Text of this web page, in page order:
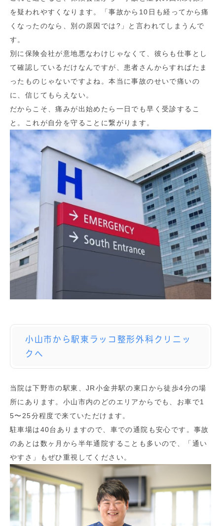
を疑われやすくなります。「事故から10日も経ってから痛
くなったのなら、別の原因では?」と言われてしまうんで
す。
別に保険会社が意地悪なわけじゃなくて、彼らも仕事とし
て確認しているだけなんですが、患者さんからすればたま
ったものじゃないですよね。本当に事故のせいで痛いの
に、信じてもらえない。
だからこそ、痛みが出始めたら一日でも早く受診するこ
と。これが自分を守ることに繋がります。
小山市から駅東ラッコ整形外科クリニッ
クへ
当院は下野市の駅東、JR小金井駅の東口から徒歩4分の場
所にあります。小山市内のどのエリアからでも、お車で1
5〜25分程度で来ていただけます。
駐車場は40台ありますので、車での通院も安心です。事故
のあとは数ヶ月から半年通院することも多いので、「通い
やすさ」もぜひ重視してください。